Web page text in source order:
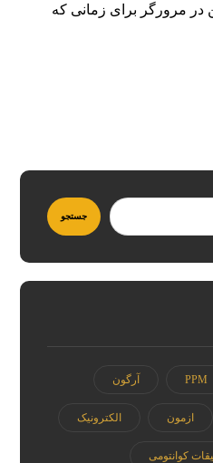
در مرورگر برای زمانی که
PPM آرگون
ازمون الکترونیک
کوانتومی